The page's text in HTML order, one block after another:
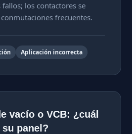
los contactores se
frecuentes.
Aplicación incorrecta
vacío o VCB: ¿cuál
su panel?